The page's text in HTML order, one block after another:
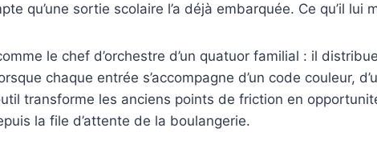
qu’une sortie scolaire l’a déjà embarquée. Ce qu’il lui
le chef d’orchestre d’un quatuor familial : il
chaque entrée s’accompagne d’un code couleur,
transforme les anciens points de friction en
la file d’attente de la boulangerie.